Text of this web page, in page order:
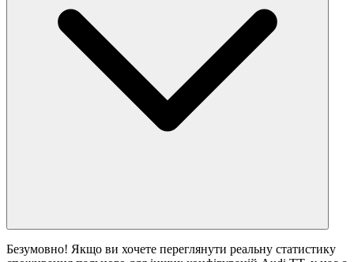
Безумовно! Якщо ви хочете переглянути реальну статистику